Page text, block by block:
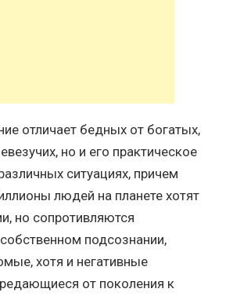
отличает бедных от богатых,
но и его практическое
ситуациях, причем
людей на планете хотят
но сопротивляются
подсознании,
хотя и негативные
от поколения к